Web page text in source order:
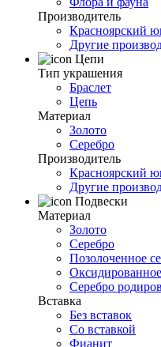
Производитель
Красноярский
Другие
Цепи
Тип украшения
Браслет
Цепь
Материал
Золото
Серебро
Производитель
Красноярский
Другие
Подвески
Материал
Золото
Серебро
Позолоченное
Серебро
Вставка
Без вставок
Со вставкой
Фианит